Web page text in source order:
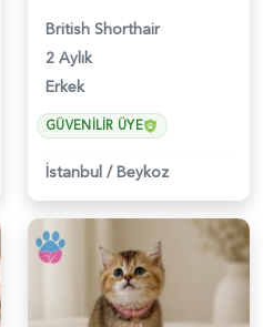
British Shorthair
2 Aylık
Erkek
GÜVENILIR ÜYE
İstanbul /Beykoz